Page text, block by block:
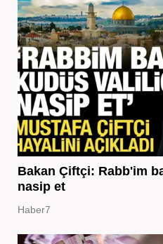
Bakan Çiftçi: Rabb'im
nasip et
Haber7